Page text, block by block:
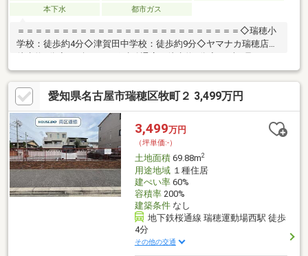
本下水
都市ガス
＝＝＝＝＝＝＝＝＝＝＝＝＝＝＝＝＝＝＝＝＝＝＝＝＝◇瑞穂小
学校：徒歩約4分◇津賀田中学校：徒歩約9分◇ヤマナカ瑞穂店：
ック：徒歩約1分◆建築条件なしでお好きなハウスメーカーで建
築可能◆全3区画の分譲地◎◆周辺環境充実エリアで暮らしやす
い＝＝＝＝＝＝＝＝＝＝＝＝＝＝＝＝＝＝＝＝＝＝＝＝＝＼見る
だけ聞くだけOK／資金効率が良くなるローンの組み方教えます。
ネット未公開、水面下情報多数あります。ほかのページで気にな
る物件もご相談ください。
愛知県名古屋市瑞穂区牧町２ 3,499万円
3,499万円
（坪単価:-）
土地面積69.88m2
用途地域１種住居
建ぺい率60%
容積率200%
建築条件なし
地下鉄桜通線 瑞穂運動場西駅 徒歩
4分
その他の交通